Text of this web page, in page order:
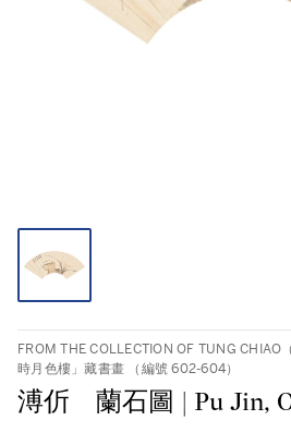
FROM THE COLLECTION OF TUNG
時月色樓」藏書畫 （編號 602-604）
溥伒 蘭石圖 | Pu Jin,